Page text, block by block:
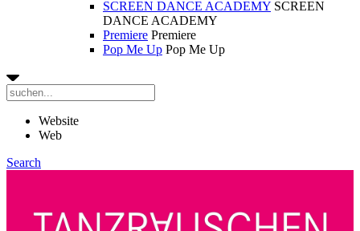
SCREEN DANCE ACADEMY SCREEN
DANCE ACADEMY
Premiere Premiere
Pop Me Up Pop Me Up
Website
Web
Search